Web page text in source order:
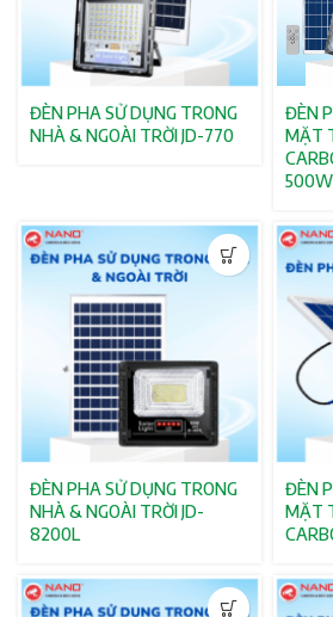
ĐÈN PHA SỬ DỤNG TRONG
NHÀ & NGOÀI TRỜI JD-770
ĐÈN
MẶT
ĐÈN PHA SỬ DỤNG TRONG
NHÀ & NGOÀI TRỜI JD-
8200L
ĐÈN
MẶT